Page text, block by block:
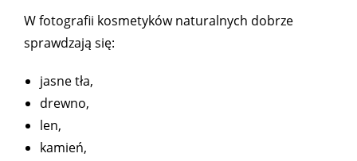
W fotografii kosmetyków naturalnych dobrze
sprawdzają się:
jasne tła,
drewno,
len,
kamień,